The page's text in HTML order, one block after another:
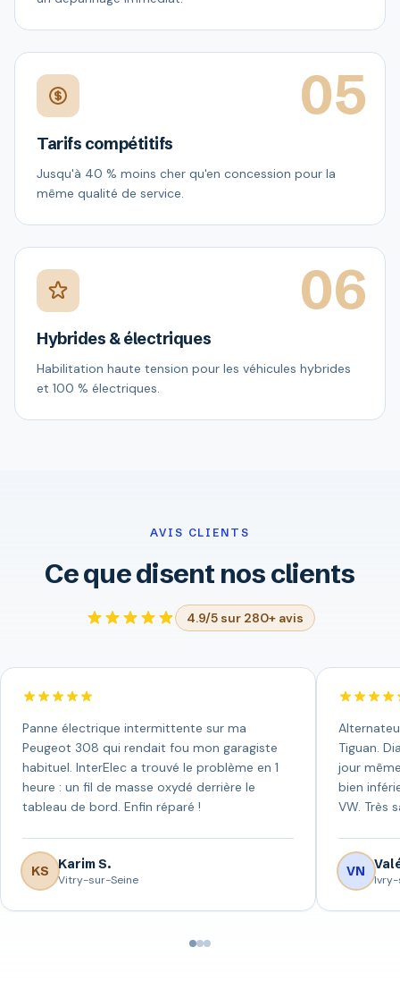
05
Tarifs compétitifs
Jusqu'à 40 % moins cher qu'en concession pour la
même qualité de service.
06
Hybrides & électriques
Habilitation haute tension pour les véhicules hybrides
et 100 % électriques.
AVIS CLIENTS
Ce que disent nos clients
4.9/5 sur 280+ avis
Panne électrique intermittente sur ma
Peugeot 308 qui rendait fou mon garagiste
habituel. InterElec a trouvé le problème en 1
heure : un fil de masse oxydé derrière le
tableau de bord. Enfin réparé !
KS Karim S.
Vitry-sur-Seine
Tiguan.
jour
bien
VW. Très
VN
Ivry-